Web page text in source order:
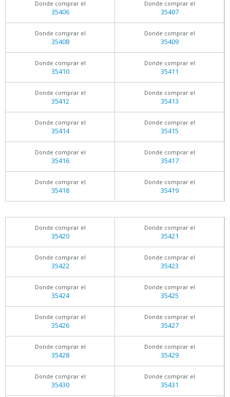
Donde comprar el
35406
Donde comprar el
35407
Donde comprar el
35408
Donde comprar el
35409
Donde comprar el
35410
Donde comprar el
35411
Donde comprar el
35412
Donde comprar el
35413
Donde comprar el
35414
Donde comprar el
35415
Donde comprar el
35416
Donde comprar el
35417
Donde comprar el
35418
Donde comprar el
35419
Donde comprar el
35420
Donde comprar el
35421
Donde comprar el
35422
Donde comprar el
35423
Donde comprar el
35424
Donde comprar el
35425
Donde comprar el
35426
Donde comprar el
35427
Donde comprar el
35428
Donde comprar el
35429
Donde comprar el
35430
Donde comprar el
35431